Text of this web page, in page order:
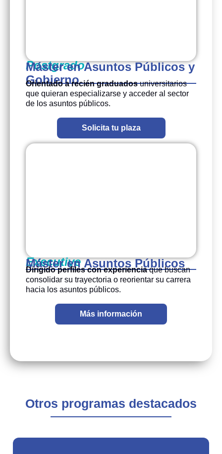
Postgrado
Máster en Asuntos Públicos y
Gobierno
Orientado a recién graduadosuniversitarios
que quieran especializarse y acceder al sector
de los asuntos públicos.
Solicita tu plaza
Executive
Máster en Asuntos Públicos
Dirigido perfiles con experienciaque buscan
consolidar su trayectoria o reorientar su carrera
hacia los asuntos públicos.
Más información
Otros programas destacados